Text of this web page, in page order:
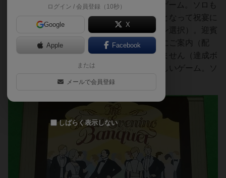
Saashi&Saashiさんのバッグドロー＆配置ゲーム。ソロも
可能ということで嬉々として購入。外交官となって祝宴に
訪れた各国の賓客たちをお出迎え（トークン選択）。迎賓
館の大広間で、主賓の要望も満たしながらにご案内（配
置）。最後の記念撮影もあるので気が抜けません（達成ボ
ーナス）。そんな感じの選択と配置が悩ましいゲーム。ソ
ロプレイでのご紹介です。
ログイン / 会員登録（10秒）
Google X
Apple Facebook
または
メールで会員登録
しばらく表示しない